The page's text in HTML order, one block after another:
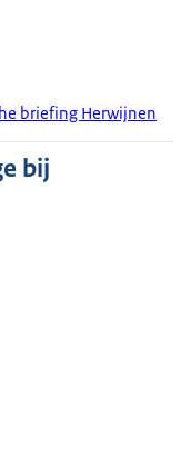
briefing Herwijnen
bij